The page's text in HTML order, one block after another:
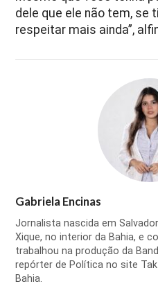
dele que ele não tem, se
respeitar mais ainda”,
Gabriela Encinas
Jornalista nascida em
Xique, no interior da Bahia, e
trabalhou na produção da
repórter de Política no site
Bahia.